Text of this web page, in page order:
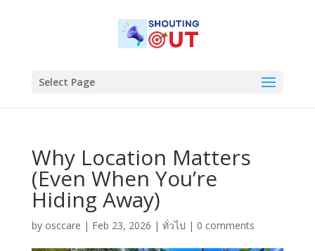
Select Page
Why Location Matters
(Even When You’re
Hiding Away)
by osccare | Feb 23, 2026 | ทั่วไป | 0 comments